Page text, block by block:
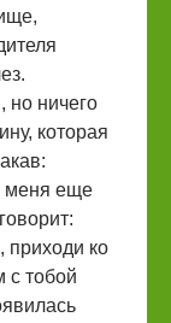
но ничего
которая
меня еще
приходи ко
с тобой